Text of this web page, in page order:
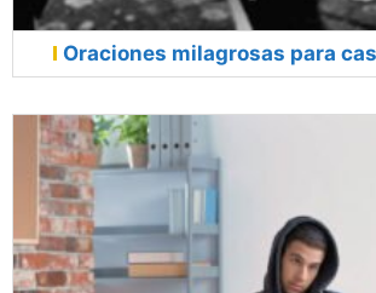
Oraciones milagrosas para